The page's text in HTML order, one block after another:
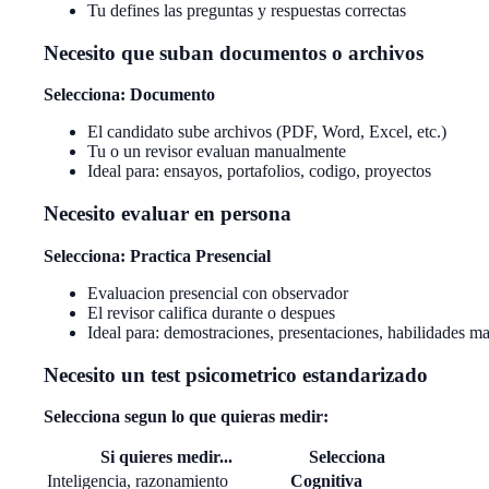
Tu defines las preguntas y respuestas correctas
Necesito que suban documentos o archivos
Selecciona: Documento
El candidato sube archivos (PDF, Word, Excel, etc.)
Tu o un revisor evaluan manualmente
Ideal para: ensayos, portafolios, codigo, proyectos
Necesito evaluar en persona
Selecciona: Practica Presencial
Evaluacion presencial con observador
El revisor califica durante o despues
Ideal para: demostraciones, presentaciones, habilidades
Necesito un test psicometrico estandarizado
Selecciona segun lo que quieras medir:
Si quieres medir...
Selecciona
Inteligencia, razonamiento
Cognitiva